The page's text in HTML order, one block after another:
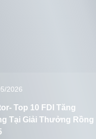
2026
Top 10 FDI Tăng
Tại Giải Thưởng Rồng